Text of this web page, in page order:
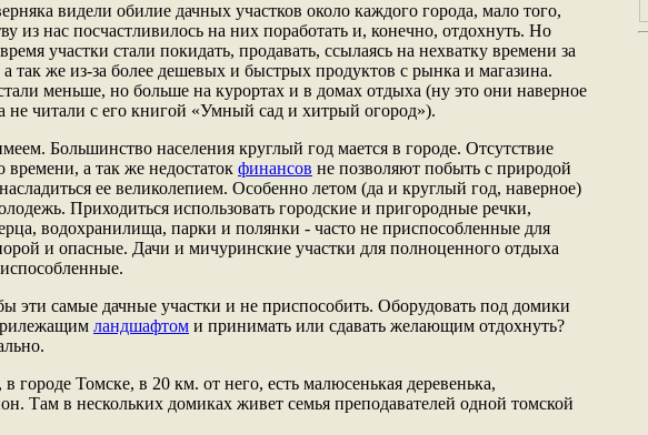
видели обилие дачных участков около каждого города, мало того,
из нас посчастливилось на них поработать и, конечно, отдохнуть. Но
участки стали покидать, продавать, ссылаясь на нехватку времени за
так же из-за более дешевых и быстрых продуктов с рынка и магазина.
меньше, но больше на курортах и в домах отдыха (ну это они наверное
не читали с его книгой «Умный сад и хитрый огород»).
Большинство населения круглый год мается в городе. Отсутствие
времени, а так же недостаток финансов не позволяют побыть с природой
ее великолепием. Особенно летом (да и круглый год, наверное)
Приходиться использовать городские и пригородные речки,
водохранилища, парки и полянки - часто не приспособленные для
и опасные. Дачи и мичуринские участки для полноценного отдыха
эти самые дачные участки и не приспособить. Оборудовать под домики
ландшафтом и принимать или сдавать желающим отдохнуть?
городе Томске, в 20 км. от него, есть малюсенькая деревенька,
Там в нескольких домиках живет семья преподавателей одной томской